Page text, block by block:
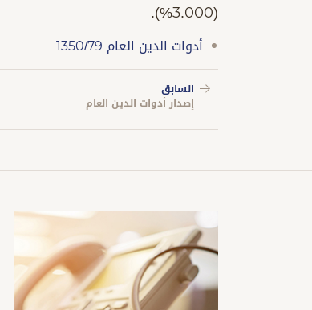
(3.000%).
أدوات الدين العام 1350/79
السابق
إصدار أدوات الدين العام